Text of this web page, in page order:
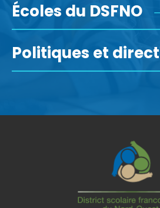
Écoles du DSFNO
Politiques et